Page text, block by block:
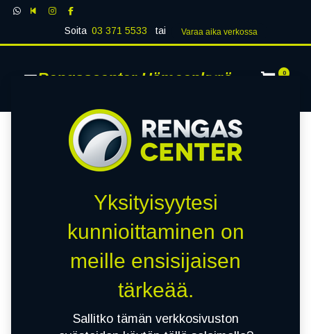
Soita 03 371 5533 tai Varaa aika verk​​​​ossa
Rengascenter Hämeenkyrö 0
Yksityisyytesi
kunnioittaminen on
meille ensisijaisen
tärkeää.
Sallitko tämän verkkosivuston